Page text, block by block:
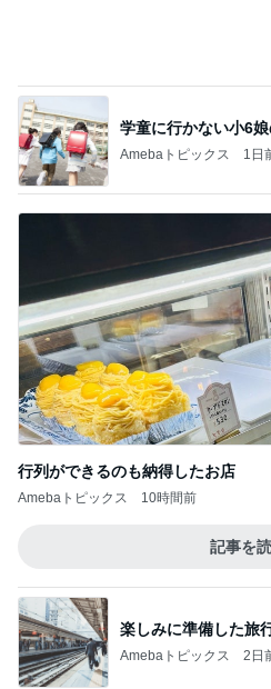
行列ができるのも納得したお店
Amebaトピックス
楽しみに準備した旅
Amebaトピックス 2日
ジャンル人気記事ランキン
ディズニーレポ
モアナと伝説の
（感想でネタバ
「吉田さんちの
ba 吉田さんファ
2
しまむらディ
品の話
にっき★